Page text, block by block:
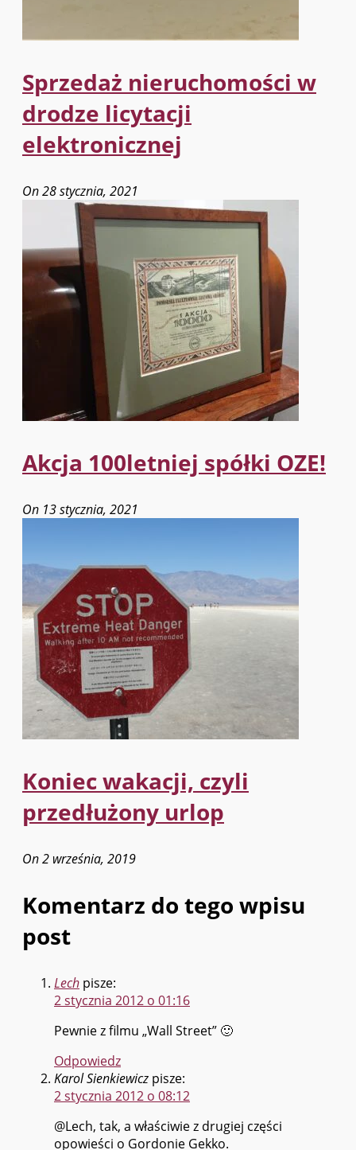
Sprzedaż nieruchomości w
drodze licytacji
elektronicznej
On 28 stycznia, 2021
Akcja 100letniej spółki OZE!
On 13 stycznia, 2021
Koniec wakacji, czyli
przedłużony urlop
On 2 września, 2019
Komentarz do tego wpisu
post
Lech pisze:
2 stycznia 2012 o 01:16
Pewnie z filmu „Wall Street” 🙂
Odpowiedz
Karol Sienkiewicz pisze:
2 stycznia 2012 o 08:12
@Lech, tak, a właściwie z drugiej części
opowieści o Gordonie Gekko.